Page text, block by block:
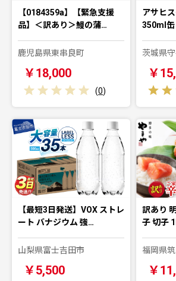
【0184359a】【緊急支援
品】＜訳あり＞鰻の蒲…
鹿児島県東串良町
￥18,000
(0)
アサヒ
350ml缶
茨城県
￥
【最短3日発送】VOX ストレ
ート バナジウム 強…
山梨県富士吉田市
￥5,500
訳あり
子 切子
福岡県
￥